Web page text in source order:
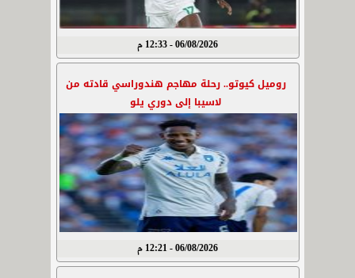
06/08/2026 - 12:33 م
روميل كيوتو.. رحلة مهاجم هندوراسي قادته من
لاسيبا إلى دوري يلو
06/08/2026 - 12:21 م